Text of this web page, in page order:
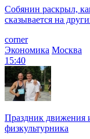
Собянин раскрыл,
сказывается на
corner
Экономика Москва
15:40
Праздник движения
физкультурника